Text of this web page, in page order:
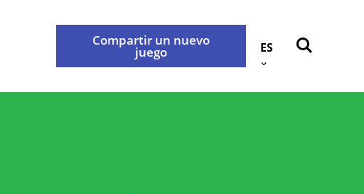
Compartir un nuevo
juego ES
de cookies Contáctenos